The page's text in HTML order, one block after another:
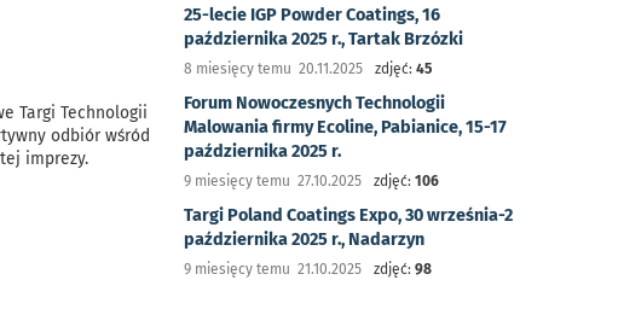
Targi Technologii
odbiór wśród
imprezy.
25-lecie IGP Powder Coatings, 16
października 2025 r., Tartak Brzózki
8 miesięcy temu 20.11.2025 zdjęć: 45
Forum Nowoczesnych Technologii
Malowania firmy Ecoline, Pabianice, 15-17
października 2025 r.
9 miesięcy temu 27.10.2025 zdjęć: 106
Targi Poland Coatings Expo, 30 września-2
października 2025 r., Nadarzyn
9 miesięcy temu 21.10.2025 zdjęć: 98